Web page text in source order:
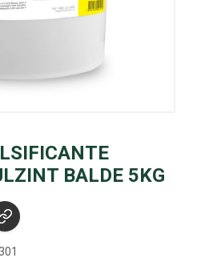
BALDE 5KG